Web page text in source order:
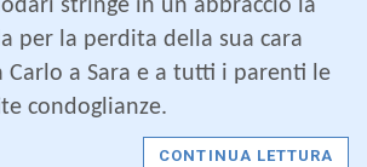
stringe in un abbraccio la
per la perdita della sua cara
Carlo a Sara e a tutti i parenti le
condoglianze.
CONTINUA LETTURA